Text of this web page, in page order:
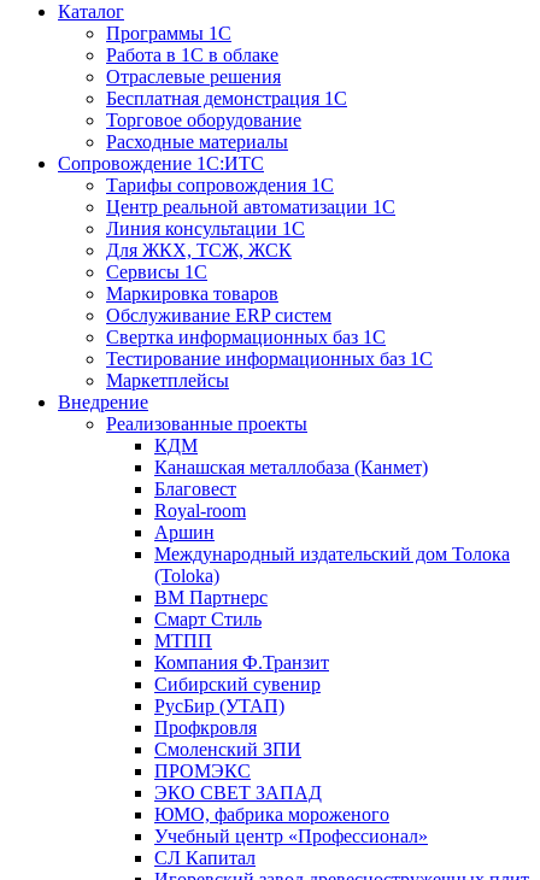
Каталог
Программы 1С
Работа в 1С в облаке
Отраслевые решения
Бесплатная демонстрация 1С
Торговое оборудование
Расходные материалы
Сопровождение 1С:ИТС
Тарифы сопровождения 1С
Центр реальной автоматизации 1С
Линия консультации 1С
Для ЖКХ, ТСЖ, ЖСК
Сервисы 1С
Маркировка товаров
Обслуживание ERP систем
Свертка информационных баз 1С
Тестирование информационных баз 1С
Маркетплейсы
Внедрение
Реализованные проекты
КДМ
Канашская металлобаза (Канмет)
Благовест
Royal-room
Аршин
Международный издательский дом Толока
(Toloka)
ВМ Партнерс
Смарт Стиль
МТПП
Компания Ф.Транзит
Сибирский сувенир
РусБир (УТАП)
Профкровля
Смоленский ЗПИ
ПРОМЭКС
ЭКО СВЕТ ЗАПАД
ЮМО, фабрика мороженого
Учебный центр «Профессионал»
СЛ Капитал